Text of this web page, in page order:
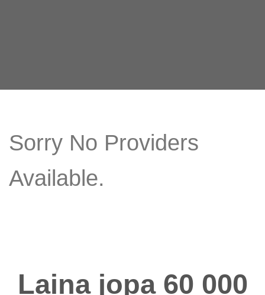
Sorry No Providers
Available.
Laina jopa 60 000